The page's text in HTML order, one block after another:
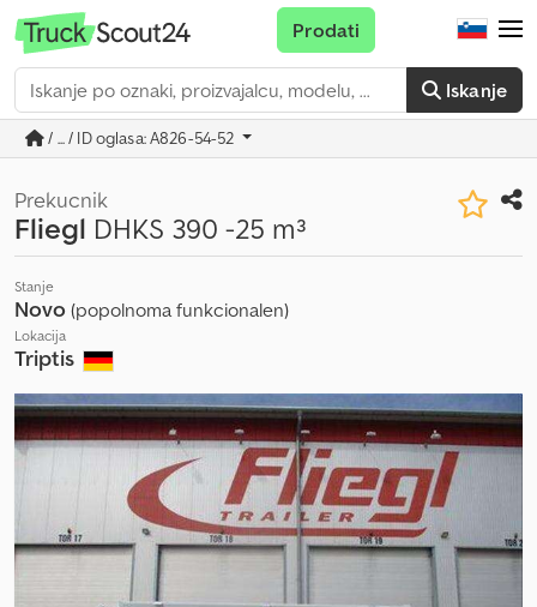
Iskanje
Prodati
/ ... / ID oglasa: A826-54-52
Prekucnik
Fliegl DHKS 390 -25 m³
Stanje
Novo (popolnoma funkcionalen)
Lokacija
Triptis